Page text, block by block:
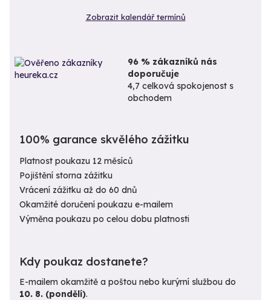
Zobrazit kalendář termínů
96 % zákazníků nás
doporučuje
4,7 celková spokojenost s
obchodem
100% garance skvělého zážitku
Platnost poukazu 12 měsíců
Pojištění storna zážitku
Vrácení zážitku až do 60 dnů
Okamžité doručení poukazu e-mailem
Výměna poukazu po celou dobu platnosti
Kdy poukaz dostanete?
E-mailem okamžitě a poštou nebo kurýrní službou do
10. 8. (pondělí).